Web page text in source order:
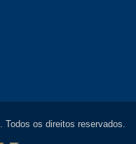
. Todos os direitos reservados.